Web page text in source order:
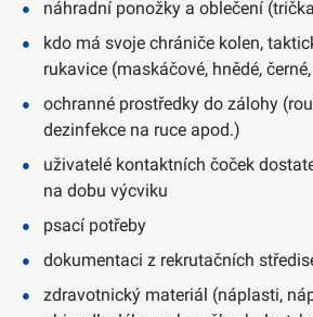
náhradní ponožky a oblečení
kdo má svoje chrániče kolen,
rukavice (maskáčové, hnědé,
ochranné prostředky do zálohy
dezinfekce na ruce apod.)
uživatelé kontaktních čoček
na dobu výcviku
psací potřeby
dokumentaci z rekrutačních
zdravotnický materiál (náplasti,